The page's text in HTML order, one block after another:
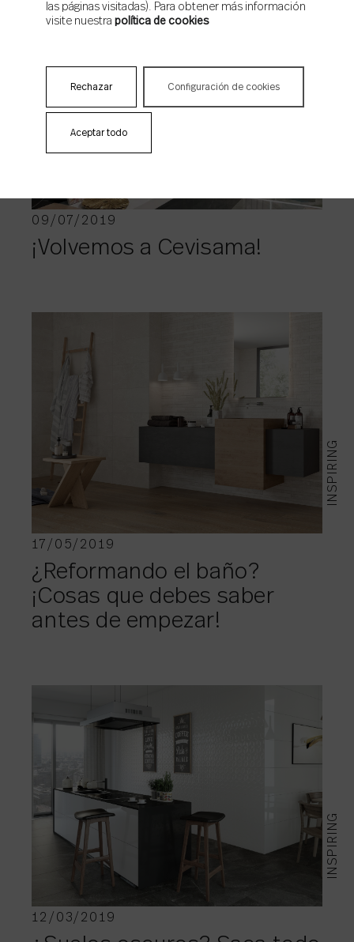
09/07/2019
¡Volvemos a Cevisama!
INSPIRING
17/05/2019
¿Reformando el baño?
¡Cosas que debes saber
antes de empezar!
INSPIRING
12/03/2019
las páginas visitadas). Para obtener más información
visite nuestra política de cookies
Aceptar todo
Rechazar Configuración de cookies